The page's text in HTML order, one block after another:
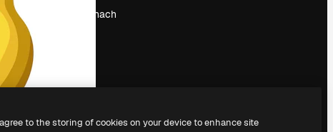
Suchst du nach
to the storing of cookies on your device to enhance site